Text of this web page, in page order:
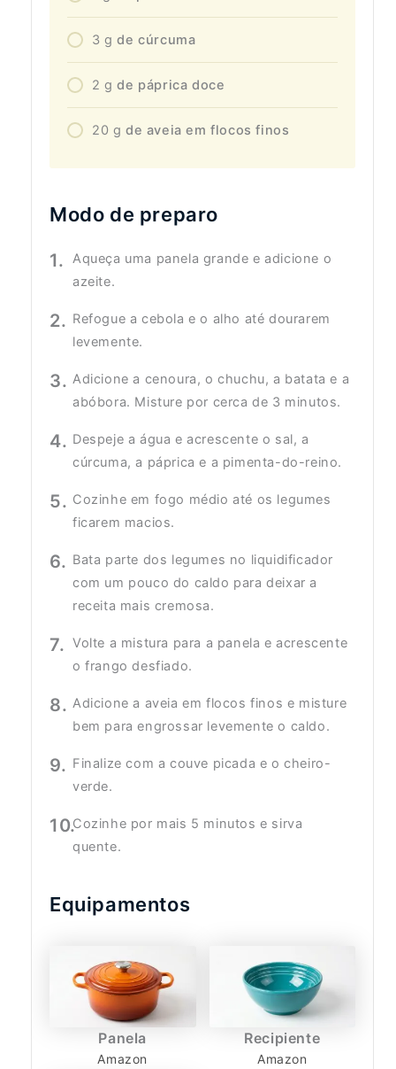
3 g de cúrcuma
2 g de páprica doce
20 g de aveia em flocos finos
Modo de preparo
Aqueça uma panela grande e adicione o
azeite.
Refogue a cebola e o alho até dourarem
levemente.
Adicione a cenoura, o chuchu, a batata e a
abóbora. Misture por cerca de 3 minutos.
Despeje a água e acrescente o sal, a
cúrcuma, a páprica e a pimenta-do-reino.
Cozinhe em fogo médio até os legumes
ficarem macios.
Bata parte dos legumes no liquidificador
com um pouco do caldo para deixar a
receita mais cremosa.
Volte a mistura para a panela e acrescente
o frango desfiado.
Adicione a aveia em flocos finos e misture
bem para engrossar levemente o caldo.
Finalize com a couve picada e o cheiro-
verde.
Cozinhe por mais 5 minutos e sirva
quente.
Equipamentos
Panela
Amazon
Recipiente
Amazon